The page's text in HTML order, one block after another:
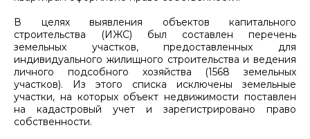
В целях выявления объектов капитального
строительства (ИЖС) был составлен перечень
земельных участков, предоставленных для
индивидуального жилищного строительства и ведения
личного подсобного хозяйства (1568 земельных
участков). Из этого списка исключены земельные
участки, на которых объект недвижимости поставлен
на кадастровый учет и зарегистрировано право
собственности.